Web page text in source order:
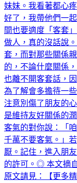
妹妹。我看著都心
好了，我帶他們一
間也要適度「客套
做人，真的沒話說
套，而對那些關係
的，不論什麼關係
也離不開客套話，
為了解會多擔待一
注意別傷了朋友的
是維持友好關係的
客氣的對你說：「
千萬不要客氣。」
厭。記住，進入朋
的許可。◎ 本文摘
原文請見：【更多